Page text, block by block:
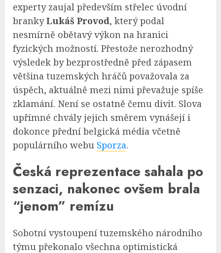
experty zaujal především střelec úvodní
brankyLukáš Provod, který podal
nesmírně obětavý výkon na hranici
fyzických možností. Přestože nerozhodný
výsledek by bezprostředně před zápasem
většina tuzemských hráčů považovala za
úspěch, aktuálně mezi nimi převažuje spíše
zklamání. Není se ostatně čemu divit. Slova
upřímné chvály jejich směrem vynášejí i
dokonce přední belgická média včetně
populárního webu Sporza.
Česká reprezentace sahala po
senzaci, nakonec ovšem brala
“jenom” remízu
Sobotní vystoupení tuzemského národního
týmu překonalo všechna optimistická